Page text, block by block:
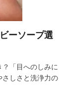
ーソープ選
「目へのしみに
さしさと洗浄力の